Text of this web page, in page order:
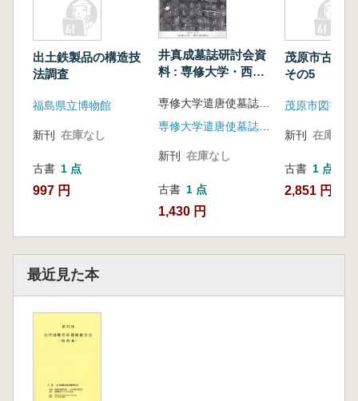
出土鉄製品の構造技
法調査
福島県立博物館
新刊 在庫なし
古書 1 点
997 円
井真成墓誌研討会資
料 : 専修大学・西北
ェクト
新刊 在庫なし
古書 1 点
1,430 円
茂原市古文
その5
茂原市図書館
新刊 在庫なし
古書 1 点
2,851 円
最近見た本